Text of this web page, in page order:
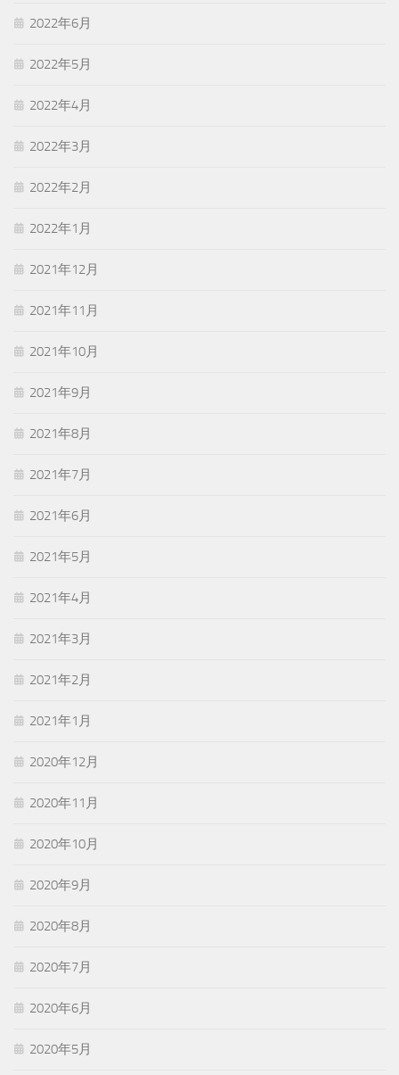
2022年6月
2022年5月
2022年4月
2022年3月
2022年2月
2022年1月
2021年12月
2021年11月
2021年10月
2021年9月
2021年8月
2021年7月
2021年6月
2021年5月
2021年4月
2021年3月
2021年2月
2021年1月
2020年12月
2020年11月
2020年10月
2020年9月
2020年8月
2020年7月
2020年6月
2020年5月